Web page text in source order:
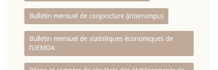
Bulletin mensuel de conjoncture (interrompu)
Bulletin mensuel de statistiques économiques de
l‘UEMOA